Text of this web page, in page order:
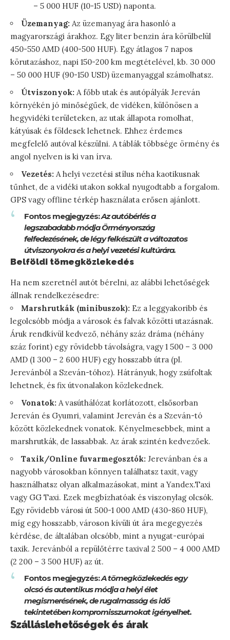
– 5 000 HUF (10-15 USD) naponta.
Üzemanyag: Az üzemanyag ára hasonló a
magyarországi árakhoz. Egy liter benzin ára körülbelül
450-550 AMD (400-500 HUF). Egy átlagos 7 napos
körutazáshoz, napi 150-200 km megtételével, kb. 30 000
– 50 000 HUF (90-150 USD) üzemanyaggal számolhatsz.
Útviszonyok: A főbb utak és autópályák Jereván
környékén jó minőségűek, de vidéken, különösen a
hegyvidéki területeken, az utak állapota romolhat,
kátyúsak és földesek lehetnek. Ehhez érdemes
megfelelő autóval készülni. A táblák többsége örmény és
angol nyelven is ki van írva.
Vezetés: A helyi vezetési stílus néha kaotikusnak
tűnhet, de a vidéki utakon sokkal nyugodtabb a forgalom.
GPS vagy offline térkép használata erősen ajánlott.
Fontos megjegyzés:Az autóbérlés a
legszabadabb módja Örményország
felfedezésének, de légy felkészült a változatos
útviszonyokra és a helyi vezetési kultúrára.
Belföldi tömegközlekedés
Ha nem szeretnél autót bérelni, az alábbi lehetőségek
állnak rendelkezésedre:
Marshrutkák (minibuszok): Ez a leggyakoribb és
legolcsóbb módja a városok és falvak közötti utazásnak.
Áruk rendkívül kedvező, néhány száz dráma (néhány
száz forint) egy rövidebb távolságra, vagy 1 500 – 3 000
AMD (1 300 – 2 600 HUF) egy hosszabb útra (pl.
Jerevánból a Szeván-tóhoz). Hátrányuk, hogy zsúfoltak
lehetnek, és fix útvonalakon közlekednek.
Vonatok: A vasúthálózat korlátozott, elsősorban
Jereván és Gyumri, valamint Jereván és a Szeván-tó
között közlekednek vonatok. Kényelmesebbek, mint a
marshrutkák, de lassabbak. Az árak szintén kedvezőek.
Taxik/Online fuvarmegosztók: Jerevánban és a
nagyobb városokban könnyen találhatsz taxit, vagy
használhatsz olyan alkalmazásokat, mint a Yandex.Taxi
vagy GG Taxi. Ezek megbízhatóak és viszonylag olcsók.
Egy rövidebb városi út 500-1 000 AMD (430-860 HUF),
míg egy hosszabb, városon kívüli út ára megegyezés
kérdése, de általában olcsóbb, mint a nyugat-európai
taxik. Jerevánból a repülőtérre taxival 2 500 – 4 000 AMD
(2 200 – 3 500 HUF) az út.
Fontos megjegyzés:A tömegközlekedés egy
olcsó és autentikus módja a helyi élet
megismerésének, de rugalmasság és idő
tekintetében kompromisszumokat igényelhet.
Szálláslehetőségek és árak